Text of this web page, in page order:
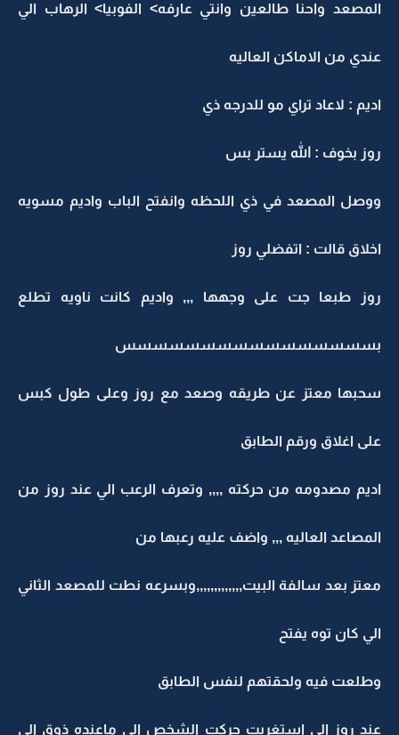
المصعد واحنا طالعين وانتي عارفه> الفوبيا> الرهاب الي
عندي من الاماكن العاليه
اديم : لاعاد تراي مو للدرجه ذي
روز بخوف : الله يستر بس
ووصل المصعد في ذي اللحظه وانفتح الباب واديم مسويه
اخلاق قالت : اتفضلي روز
روز طبعا جت على وجهها ,,, واديم كانت ناويه تطلع
بسسسسسسسسسسسسسسسس
سحبها معتز عن طريقه وصعد مع روز وعلى طول كبس
على اغلاق ورقم الطابق
اديم مصدومه من حركته ,,,, وتعرف الرعب الي عند روز من
المصاعد العاليه ,,, واضف عليه رعبها من
معتز بعد سالفة البيت,,,,,,,,,,,,,وبسرعه نطت للمصعد الثاني
الي كان توه يفتح
وطلعت فيه ولحقتهم لنفس الطابق
عند روز الي استغربت حركت الشخص الي ماعنده ذوق الي